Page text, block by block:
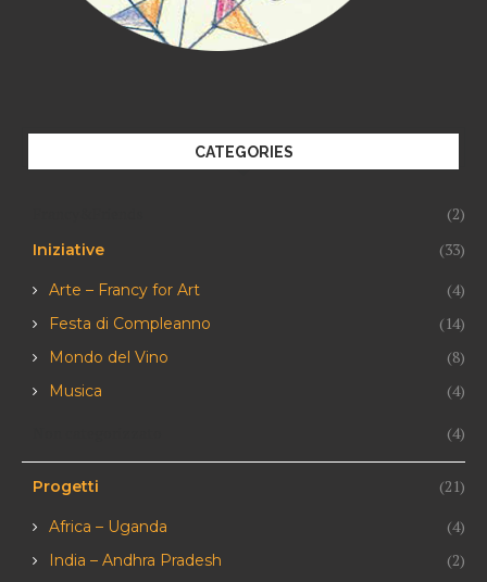
CATEGORIES
(2)
Iniziative (33)
Arte – Francy for Art (4)
Festa di Compleanno (14)
Mondo del Vino (8)
Musica (4)
(4)
Progetti (21)
Africa – Uganda (4)
India – Andhra Pradesh (2)